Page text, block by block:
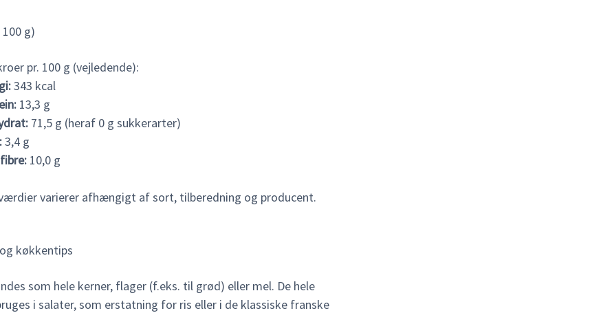
g)
pr. 100 g (vejledende):
343 kcal
13,3 g
71,5 g (heraf 0 g sukkerarter)
3,4 g
10,0 g
varierer afhængigt af sort, tilberedning og producent.
køkkentips
som hele kerner, flager (f.eks. til grød) eller mel. De hele
i salater, som erstatning for ris eller i de klassiske franske